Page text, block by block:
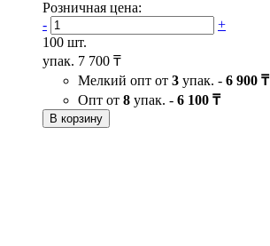
Розничная цена:
-
+
100 шт.
упак. 7 700 ₸
Мелкий опт от 3 упак. - 6 900 ₸
Опт от 8 упак. - 6 100 ₸
В корзину